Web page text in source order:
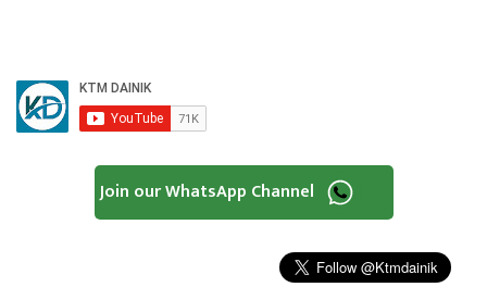
Join our WhatsApp Channel